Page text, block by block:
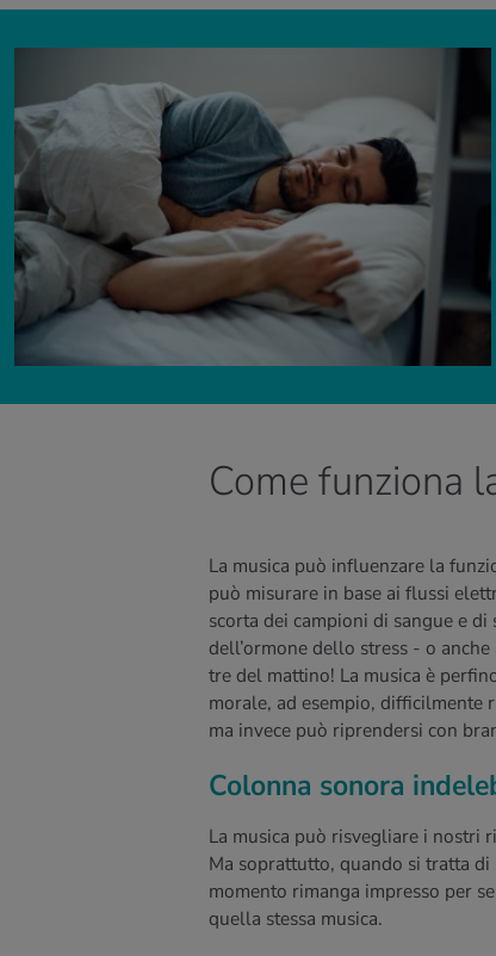
Come funziona
La musica può influenzare la
può misurare in base ai flussi
scorta dei campioni di sangue e
dell’ormone dello stress - o
tre del mattino! La musica è
morale, ad esempio, difficilmente
ma invece può riprendersi con
Colonna sonora
La musica può risvegliare i nostri
Ma soprattutto, quando si tratta
momento rimanga impresso per
quella stessa musica.